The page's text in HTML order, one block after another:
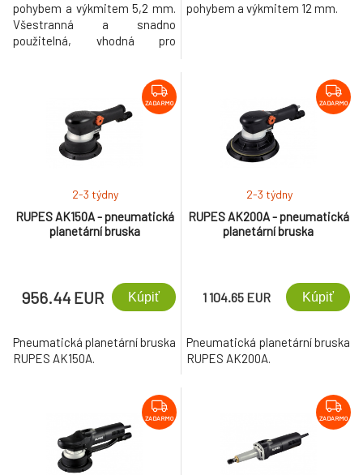
pohybem a výkmitem 5,2 mm.
Všestranná a snadno
použitelná, vhodná pro
a rotační pohyb, což zajišťuje
lepší výsledky broušení.
pohybem a výkmitem 12 mm.
ZADARMO
RUPES AK150A - pneumatická
planetární bruska
2-3 týdny
956.44 EUR Kúpiť
Pneumatická planetární bruska
RUPES AK150A.
ZADARMO
RUPES AK200A - pneumatická
planetární bruska
2-3 týdny
1 104.65 EUR Kúpiť
Pneumatická planetární bruska
RUPES AK200A.
ZADARMO ZADARMO